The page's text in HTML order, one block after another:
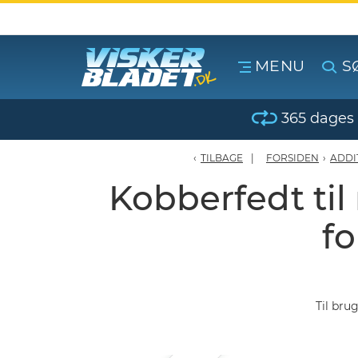
MENU
olier & spray
365
TILBAGE FORSIDEN ›
Kobberfedt til
Til